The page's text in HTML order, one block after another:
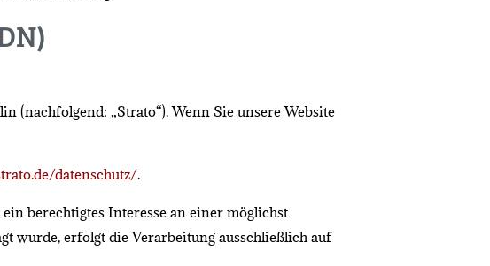
(nachfolgend: „Strato“). Wenn Sie unsere Website
datenschutz/.
berechtigtes Interesse an einer möglichst
wurde, erfolgt die Verarbeitung ausschließlich auf